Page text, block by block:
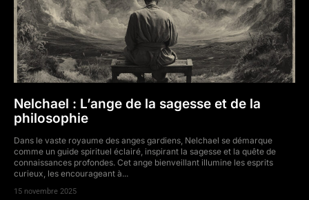
Nelchael : L’ange de la sagesse et de la
philosophie
Dans le vaste royaume des anges gardiens, Nelchael se démarque
comme un guide spirituel éclairé, inspirant la sagesse et la quête de
connaissances profondes. Cet ange bienveillant illumine les esprits
curieux, les encourageant à...
15 novembre 2025